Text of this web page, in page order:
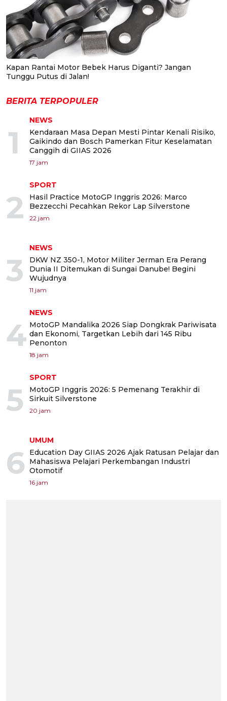
Kapan Rantai Motor Bebek Harus Diganti? Jangan
Tunggu Putus di Jalan!
BERITA TERPOPULER
1
NEWS
Kendaraan Masa Depan Mesti Pintar Kenali Risiko,
Gaikindo dan Bosch Pamerkan Fitur Keselamatan
Canggih di GIIAS 2026
17 jam
2
SPORT
Hasil Practice MotoGP Inggris 2026: Marco
Bezzecchi Pecahkan Rekor Lap Silverstone
22 jam
3
NEWS
DKW NZ 350-1, Motor Militer Jerman Era Perang
Dunia II Ditemukan di Sungai Danube! Begini
Wujudnya
11 jam
4
NEWS
MotoGP Mandalika 2026 Siap Dongkrak Pariwisata
dan Ekonomi, Targetkan Lebih dari 145 Ribu
Penonton
18 jam
5
SPORT
MotoGP Inggris 2026: 5 Pemenang Terakhir di
Sirkuit Silverstone
20 jam
6
UMUM
Education Day GIIAS 2026 Ajak Ratusan Pelajar dan
Mahasiswa Pelajari Perkembangan Industri
Otomotif
16 jam